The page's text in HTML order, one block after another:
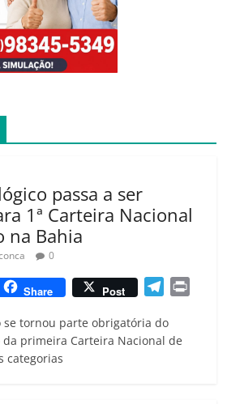
passa a ser
1ª Carteira Nacional
na Bahia
0
Share Post
l
e
se tornou parte obrigatória do
da primeira Carteira Nacional de
categorias